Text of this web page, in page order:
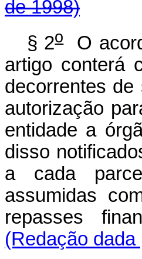
de 1998)
§ 2oO
artigo conterá
decorrentes
autorização
entidade a
disso
a cada
assumidas
repasses
(Redação dada